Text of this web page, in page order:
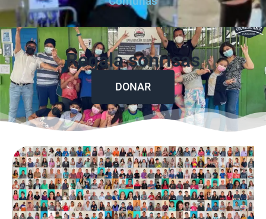
Regala sonrisas
DONAR